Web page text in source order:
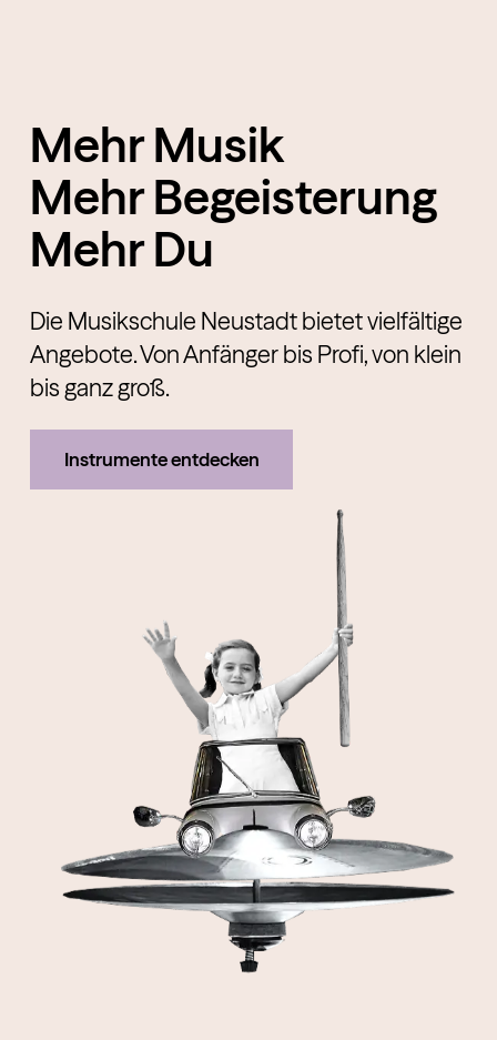
Mehr Musik
Mehr Begeisterung
Mehr Du
Die Musikschule Neustadt bietet vielfältige
Angebote. Von Anfänger bis Profi, von klein
bis ganz groß.
Instrumente entdecken